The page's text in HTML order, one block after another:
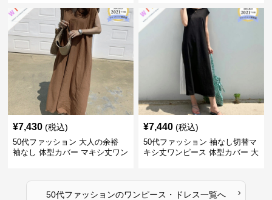
¥7,430 (税込)
50代ファッション 大人の余裕
袖なし 体型カバー マキシ丈ワン
¥7,440 (税込)
50代ファッション 袖なし切替マ
キシ丈ワンピース 体型カバー 大
50代ファッションのワンピース・ドレス一覧へ ›